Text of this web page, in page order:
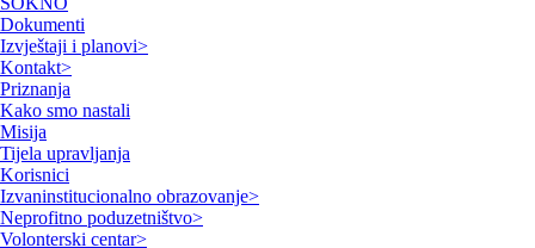
Dokumenti
Izvještaji i planovi>
Kontakt>
Priznanja
Kako smo nastali
Misija
Tijela upravljanja
Korisnici
Izvaninstitucionalno obrazovanje>
Neprofitno poduzetništvo>
Volonterski centar>